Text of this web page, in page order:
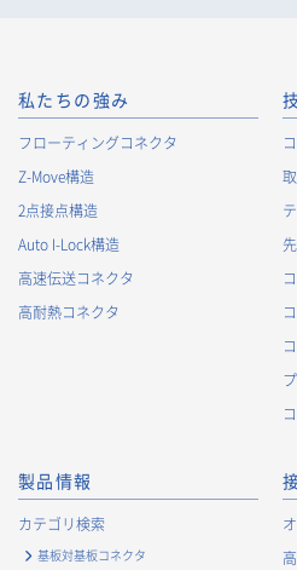
私たちの強み
フローティングコネクタ
Z-Move構造
2点接点構造
Auto I-Lock構造
高速伝送コネクタ
高耐熱コネクタ
製品情報
カテゴリ検索
基板対基板コネクタ